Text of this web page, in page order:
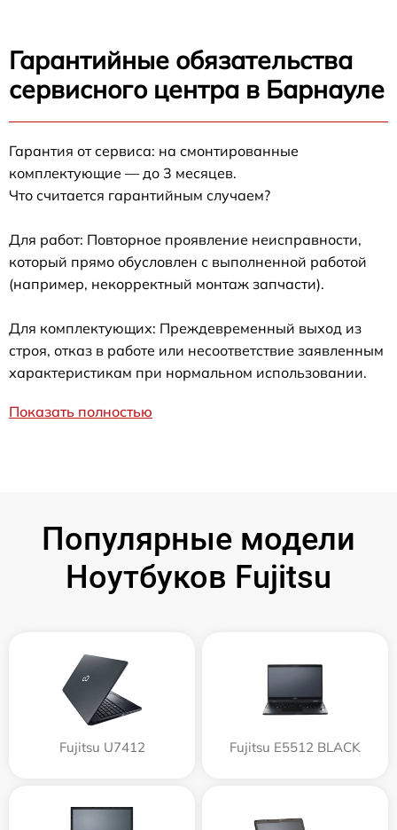
Гарантийные обязательства
сервисного центра в Барнауле
Гарантия от сервиса: на смонтированные
комплектующие — до 3 месяцев.
Что считается гарантийным случаем?
Для работ: Повторное проявление неисправности,
который прямо обусловлен с выполненной работой
(например, некорректный монтаж запчасти).
Для комплектующих: Преждевременный выход из
строя, отказ в работе или несоответствие заявленным
характеристикам при нормальном использовании.
Показать полностью
Популярные модели
Ноутбуков Fujitsu
Fujitsu U7412 Fujitsu E5512 BLACK